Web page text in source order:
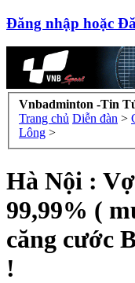
Đăng nhập hoặc
Vnbadminton -Tin
Trang chủ Diễn đàn >
Lông >
Hà Nội :
99,99% (
căng cước
!